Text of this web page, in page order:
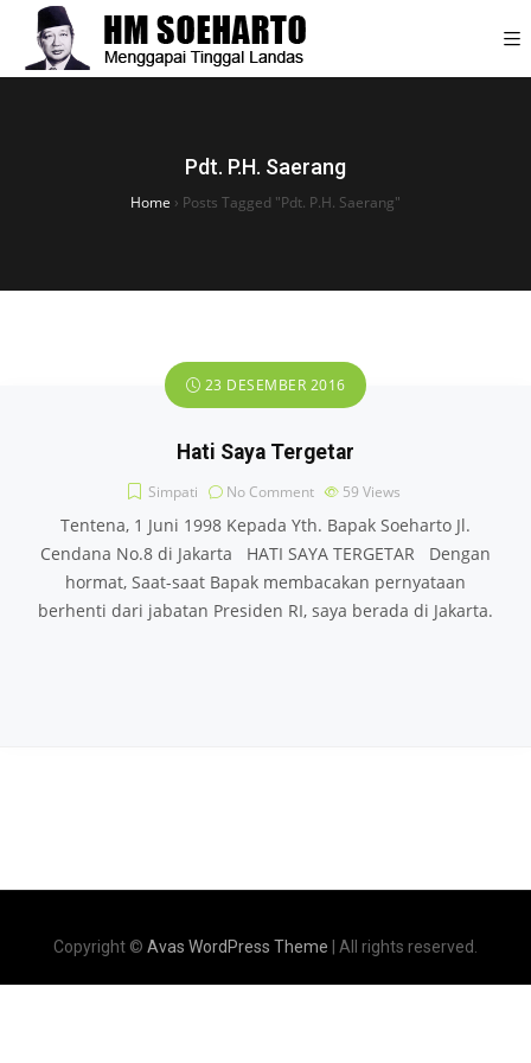
Pdt. P.H. Saerang
Home › Posts Tagged "Pdt. P.H. Saerang"
23 DESEMBER 2016
Hati Saya Tergetar
Simpati No Comment 59 Views
Tentena, 1 Juni 1998 Kepada Yth. Bapak Soeharto Jl.
Cendana No.8 di Jakarta HATI SAYA TERGETAR Dengan
hormat, Saat-saat Bapak membacakan pernyataan
berhenti dari jabatan Presiden RI, saya berada di Jakarta.
Copyright © Avas WordPress Theme | All rights reserved.